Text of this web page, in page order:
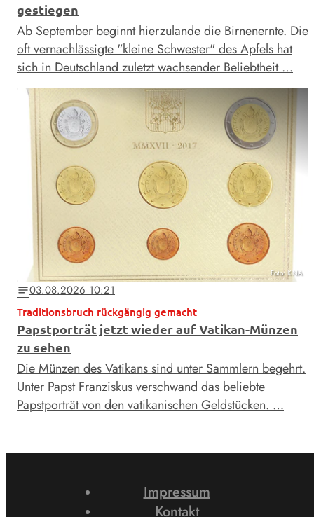
gestiegen
Ab September beginnt hierzulande die Birnenernte. Die
oft vernachlässigte "kleine Schwester" des Apfels hat
sich in Deutschland zuletzt wachsender Beliebtheit …
Foto: KNA
notes03.08.2026 10:21
Traditionsbruch rückgängig gemacht
Papstporträt jetzt wieder auf Vatikan-Münzen
zu sehen
Die Münzen des Vatikans sind unter Sammlern begehrt.
Unter Papst Franziskus verschwand das beliebte
Papstporträt von den vatikanischen Geldstücken. …
Impressum
Kontakt